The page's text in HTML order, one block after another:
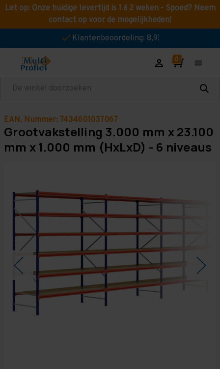
Let op: Onze huidige levertijd is 1 á 2 weken - Spoed? Neem
contact op voor de mogelijkheden!
Klantenbeoordeling: 8,9!
Zoeken
EAN. Nummer: 7434601037067
Grootvakstelling 3.000 mm x 23.100
mm x 1.000 mm (HxLxD) - 6 niveaus